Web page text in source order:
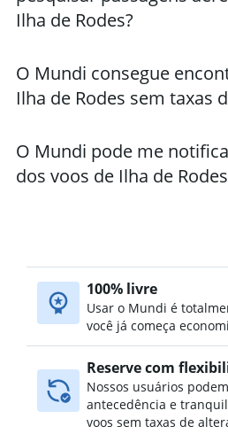
Ilha de Rodes?
O Mundi consegue
Ilha de Rodes sem taxas
O Mundi pode me
dos voos de Ilha de
100% livre
Usar o Mundi é
você já começa
Reserve com
Nossos usuários
antecedência e
voos sem taxas de